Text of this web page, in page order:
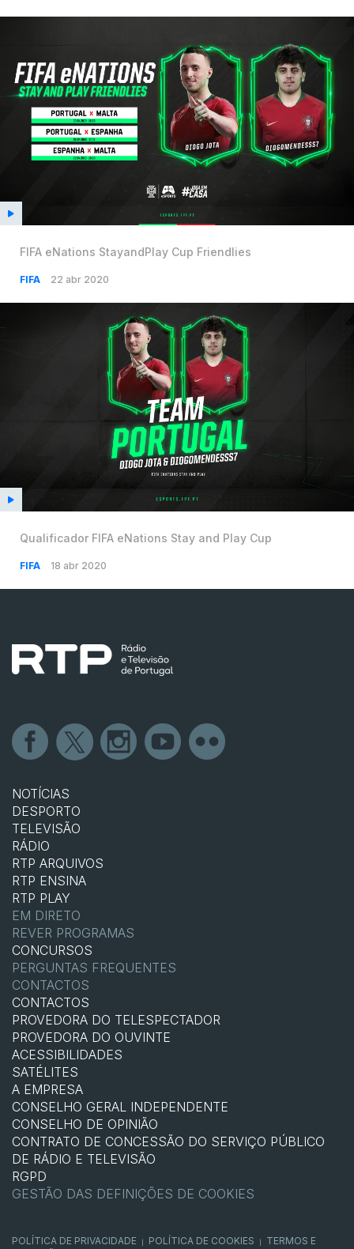
FIFA eNations StayandPlay Cup Friendlies
FIFA 22 abr 2020
Qualificador FIFA eNations Stay and Play Cup
FIFA 18 abr 2020
NOTÍCIAS
DESPORTO
TELEVISÃO
RÁDIO
RTP ARQUIVOS
RTP ENSINA
RTP PLAY
EM DIRETO
REVER PROGRAMAS
CONCURSOS
PERGUNTAS FREQUENTES
CONTACTOS
CONTACTOS
PROVEDORA DO TELESPECTADOR
PROVEDORA DO OUVINTE
ACESSIBILIDADES
SATÉLITES
A EMPRESA
CONSELHO GERAL INDEPENDENTE
CONSELHO DE OPINIÃO
CONTRATO DE CONCESSÃO DO SERVIÇO PÚBLICO
DE RÁDIO E TELEVISÃO
RGPD
GESTÃO DAS DEFINIÇÕES DE COOKIES
POLÍTICA DE PRIVACIDADE POLÍTICA DE COOKIES
TERMOS E